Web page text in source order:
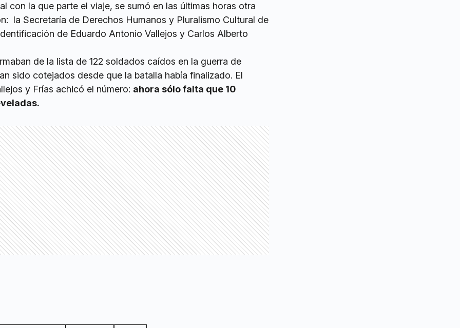
con la que parte el viaje, se sumó en las últimas horas otra
la Secretaría de Derechos Humanos y Pluralismo Cultural de
de Eduardo Antonio Vallejos y Carlos Alberto
de la lista de 122 soldados caídos en la guerra de
sido cotejados desde que la batalla había finalizado. El
y Frías achicó el número: ahora sólo falta que 10